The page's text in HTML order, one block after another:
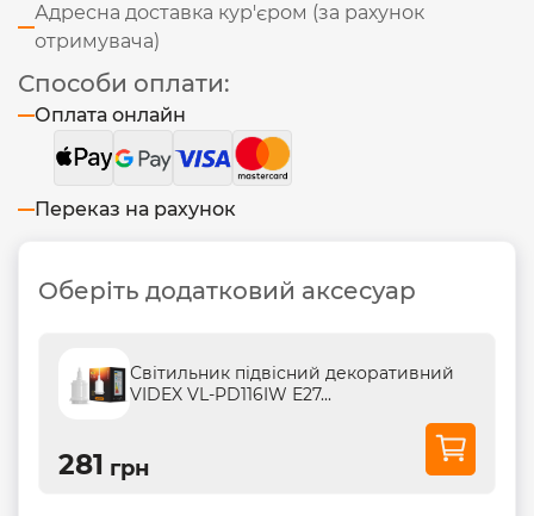
Адресна доставка кур'єром (за рахунок
отримувача)
Способи оплати:
Оплата онлайн
Переказ на рахунок
Оберіть додатковий аксесуар
Світильник підвісний декоративний
VIDEX VL-PD116IW Е27...
281 грн